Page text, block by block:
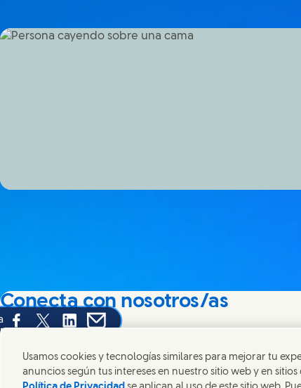
Share this page on Facebook
Share this page on X
Share this page on Linked In
Share this page on E-mail
Conecta con nosotros/as
Siempre buscamos estar conectados con aquellos/as
interés en un futuro sostenible.
Usamos cookies y tecnologías similares para mejorar tu
anuncios según tus intereses en nuestro sitio web y en